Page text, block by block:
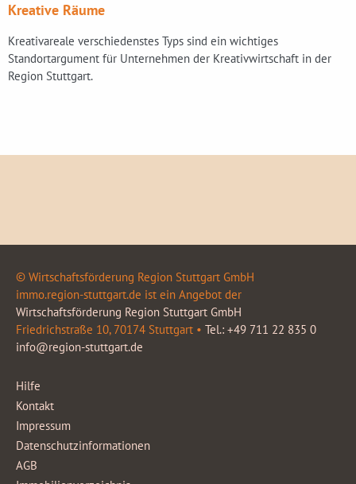
Kreative Räume
Kreativareale verschiedenstes Typs sind ein wichtiges
Standortargument für Unternehmen der Kreativwirtschaft in der
Region Stuttgart.
© Wirtschaftsförderung Region Stuttgart GmbH
immo.region-stuttgart.de ist ein Angebot der
Wirtschaftsförderung Region Stuttgart GmbH
Friedrichstraße 10, 70174 Stuttgart • Tel.: +49 711 22 835 0
info@region-stuttgart.de
Hilfe
Kontakt
Impressum
Datenschutzinformationen
AGB